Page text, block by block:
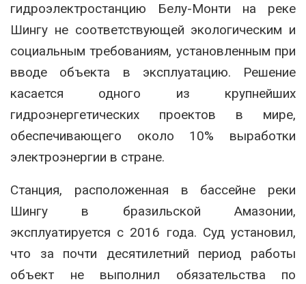
гидроэлектростанцию Белу-Монти на реке
Шингу не соответствующей экологическим и
социальным требованиям, установленным при
вводе объекта в эксплуатацию. Решение
касается одного из крупнейших
гидроэнергетических проектов в мире,
обеспечивающего около 10% выработки
электроэнергии в стране.
Станция, расположенная в бассейне реки
Шингу в бразильской Амазонии,
эксплуатируется с 2016 года. Суд установил,
что за почти десятилетний период работы
объект не выполнил обязательства по